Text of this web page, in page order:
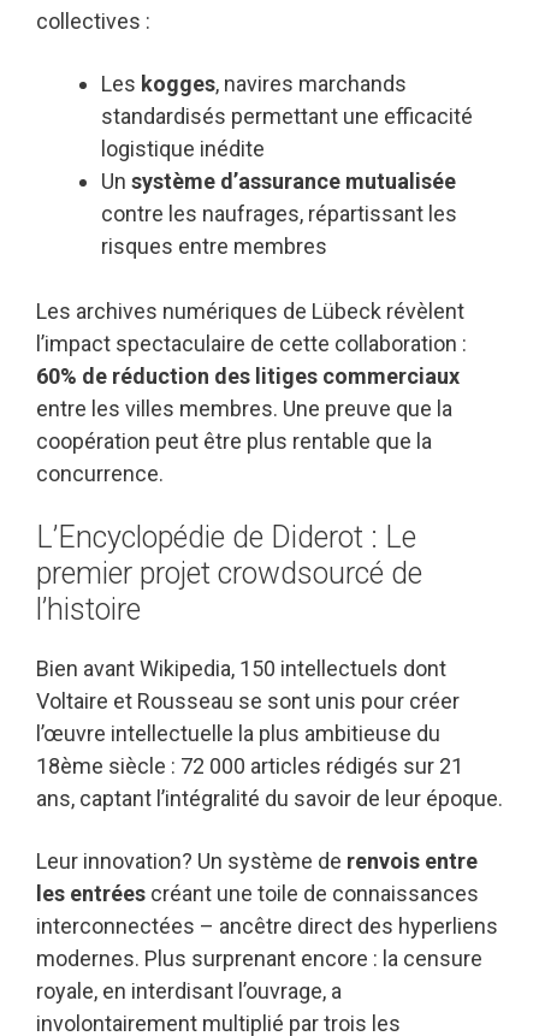
collectives :
Les kogges, navires marchands
standardisés permettant une efficacité
logistique inédite
Un système d’assurance mutualisée
contre les naufrages, répartissant les
risques entre membres
Les archives numériques de Lübeck révèlent
l’impact spectaculaire de cette collaboration :
60% de réduction des litiges commerciaux
entre les villes membres. Une preuve que la
coopération peut être plus rentable que la
concurrence.
L’Encyclopédie de Diderot : Le
premier projet crowdsourcé de
l’histoire
Bien avant Wikipedia, 150 intellectuels dont
Voltaire et Rousseau se sont unis pour créer
l’œuvre intellectuelle la plus ambitieuse du
18ème siècle : 72 000 articles rédigés sur 21
ans, captant l’intégralité du savoir de leur époque.
Leur innovation? Un système de renvois entre
les entrées créant une toile de connaissances
interconnectées – ancêtre direct des hyperliens
modernes. Plus surprenant encore : la censure
royale, en interdisant l’ouvrage, a
involontairement multiplié par trois les